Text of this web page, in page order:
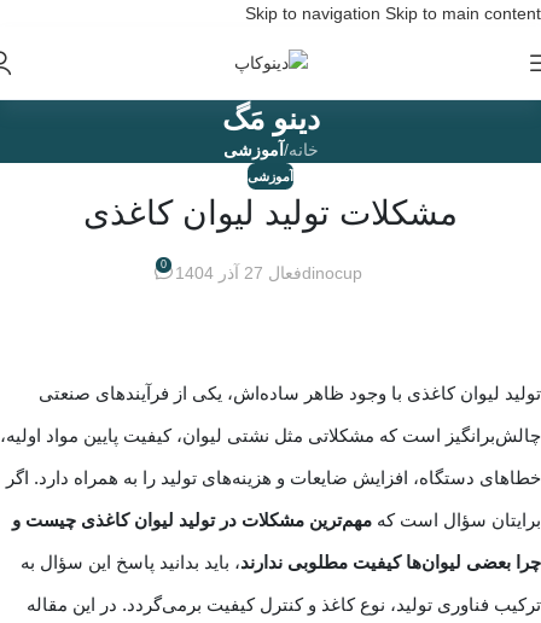
Skip to navigation Skip to main content
دینو مَگ
خانه/ آموزشی
آموزشی
مشکلات تولید لیوان کاغذی
dinocupفعال 27 آذر 1404 0
تولید لیوان کاغذی با وجود ظاهر ساده‌اش، یکی از فرآیندهای صنعتی
چالش‌برانگیز است که مشکلاتی مثل نشتی لیوان، کیفیت پایین مواد اولیه،
خطاهای دستگاه، افزایش ضایعات و هزینه‌های تولید را به همراه دارد. اگر
برایتان سؤال است که مهم‌ترین مشکلات در تولید لیوان کاغذی چیست و
چرا بعضی لیوان‌ها کیفیت مطلوبی ندارند، باید بدانید پاسخ این سؤال به
ترکیب فناوری تولید، نوع کاغذ و کنترل کیفیت برمی‌گردد. در این مقاله